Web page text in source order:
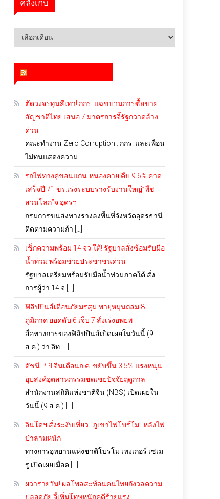
คลังเก็บ
คลัง
ตัดวงจรทุนสีเทา! กกร. แฉขบวนการซื้อขาย
สัญชาติไทย เสนอ 7 มาตรการจี้รัฐกวาดล้าง
ด่วน
คณะทำงาน Zero Corruption : กกร. และเพื่อน
ไม่ทนแสดงความ […]
รถไฟทางคู่ขอนแก่น-หนองคาย คืบ 9.6% คาด
เสร็จปี 71 ขร.เร่งระบบรางรับงานใหญ่”พืช
สวนโลก”จ.อุดรฯ
กรมการขนส่งทางรางลงพื้นที่จังหวัดอุดรธานี
ติดตามความก้า […]
เช็กความพร้อม 14 จว.ใต้! รัฐบาลสั่งซ้อมรับมือ
น้ำท่วม พร้อมช่วยประชาชนด่วน
รัฐบาลเตรียมพร้อมรับมือน้ำท่วมภาคใต้ สั่ง
การผู้ว่า 14 จ […]
ฟิลิปปินส์เตือนภัยมรสุม-พายุหมุนถล่ม 8
ภูมิภาค ยอดดับ 6 เจ็บ 7 สั่งเร่งอพยพ
สื่อทางการของฟิลิปปินส์เปิดเผยในวันนี้ (9
ส.ค.) ว่า อิท […]
ดัชนี PPI จีนเดือนก.ค. ขยับขึ้น 3.5% แรงหนุน
อุปสงค์อุตสาหกรรมชดเชยปัจจัยฤดูกาล
สำนักงานสถิติแห่งชาติจีน (NBS) เปิดเผยใน
วันนี้ (9 ส.ค.) […]
อินโดฯ สั่งระงับเที่ยว “ภูเขาไฟโบร์โม” หลังไฟ
ป่าลามหนัก
ทางการอุทยานแห่งชาติโบรโม เทงเกอร์ เซเม
รู เปิดเผยเมื่อค […]
ผวารายวัน! ผลโพลสะท้อนคนไทยกังวลความ
ปลอดภัย จี้เพิ่มโทษหนักคดีร้ายแรง